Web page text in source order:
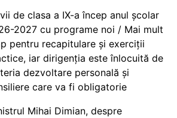
de clasa a IX-a încep anul școlar
2027 cu programe noi / Mai mult
pentru recapitulare și exerciții
iar dirigenția este înlocuită de
dezvoltare personală și
care va fi obligatorie
Mihai Dimian, despre